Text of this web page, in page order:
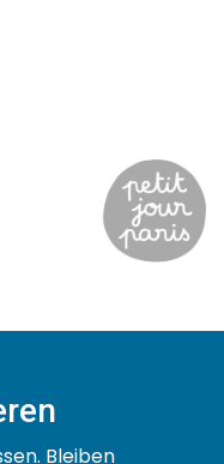
Bleiben